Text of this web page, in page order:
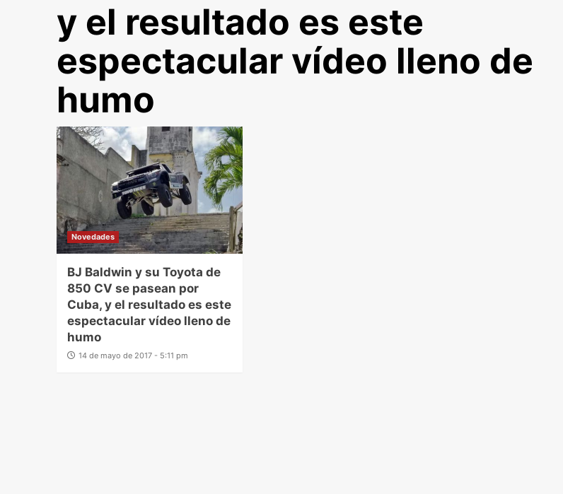
y el resultado es este
espectacular vídeo lleno de
humo
Novedades
BJ Baldwin y su Toyota de
850 CV se pasean por
Cuba, y el resultado es este
espectacular vídeo lleno de
humo
14 de mayo de 2017 - 5:11 pm